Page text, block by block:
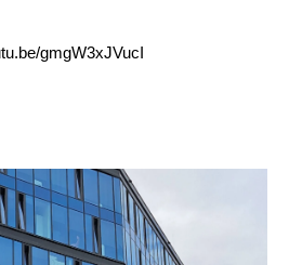
gmgW3xJVucI